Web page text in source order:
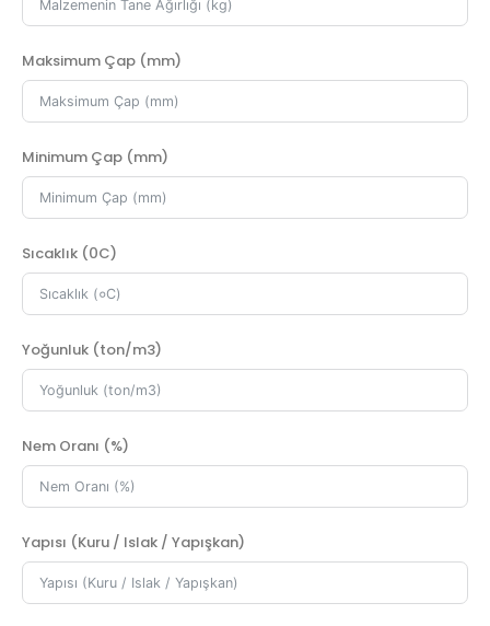
Maksimum Çap (mm)
Minimum Çap (mm)
Sıcaklık (०C)
Yoğunluk (ton/m3)
Nem Oranı (%)
Yapısı (Kuru / Islak / Yapışkan)